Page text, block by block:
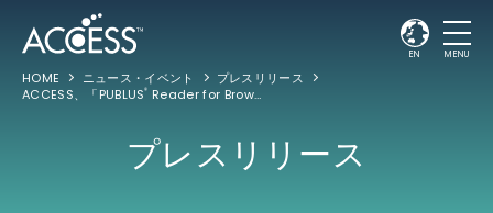
EN MENU
HOME ニュース・イベント
プレスリリース
ACCESS、「PUBLUS® Reader for Browser」を「Microsoft Azure」のText to Speech機能に連携、EPUB 3対応電子書籍の音声読み上げ機能を実現
プレスリリース